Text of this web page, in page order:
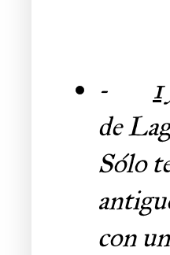
-
de
Sólo
con